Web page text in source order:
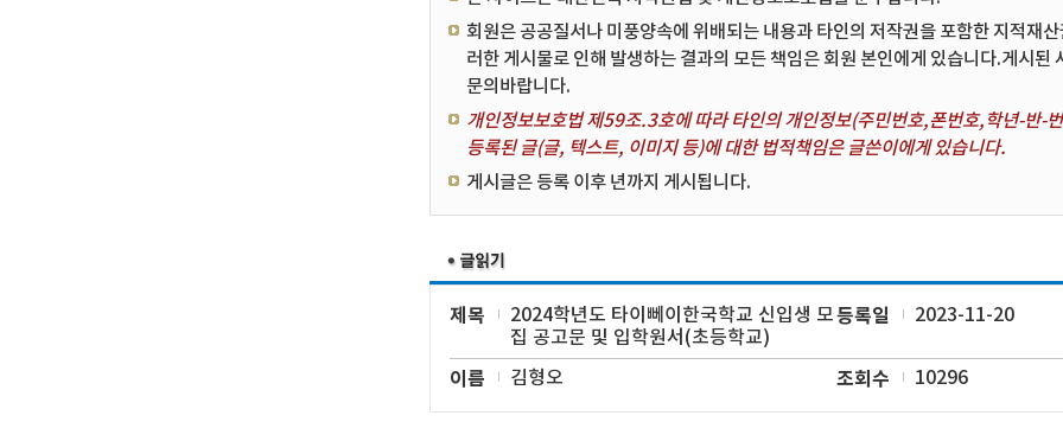
회원은 공공질서나 미풍양속에 위배되는 내용과 타인의 저작권을 포함한 지적재
러한 게시물로 인해 발생하는 결과의 모든 책임은 회원 본인에게 있습니다.게시
문의바랍니다.
개인정보보호법 제59조.3호에 따라 타인의 개인정보(주민번호,폰번호,학년-반-
등록된 글(글, 텍스트, 이미지 등)에 대한 법적책임은 글쓴이에게 있습니다.
게시글은 등록 이후 년까지 게시됩니다.
제목
2024학년도 타이뻬이한국학교 신입생 모
집 공고문 및 입학원서(초등학교)
등록일 2023-11-20
이름 김형오 조회수 10296